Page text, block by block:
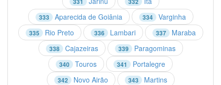
333 Aparecida de Goiânia 334 Varginha
335 Rio Preto 336 Lambari 337 Maraba
338 Cajazeiras 339 Paragominas
340 Touros 341 Portalegre
342 Novo Airão 343 Martins